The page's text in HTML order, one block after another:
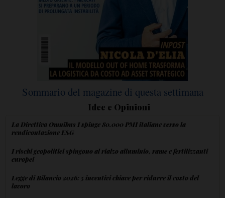
Sommario del magazine di questa settimana
Idee e Opinioni
La Direttiva Omnibus I spinge 80.000 PMI italiane verso la
rendicontazione ESG
I rischi geopolitici spingono al rialzo alluminio, rame e fertilizzanti
europei
Legge di Bilancio 2026: 5 incentivi chiave per ridurre il costo del
lavoro